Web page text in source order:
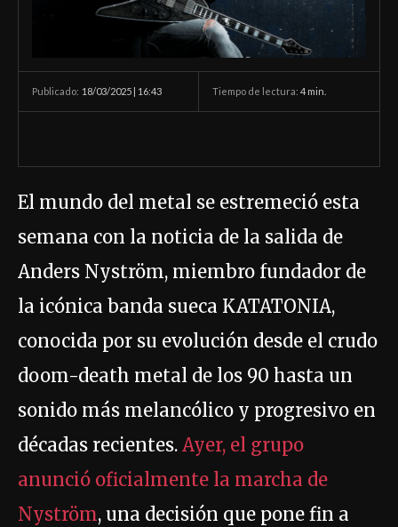
Publicado: 18/03/2025 | 16:43 Tiempo de lectura: 4 min.
El mundo del metal se estremeció esta
semana con la noticia de la salida de
Anders Nyström, miembro fundador de
la icónica banda sueca KATATONIA,
conocida por su evolución desde el crudo
doom-death metal de los 90 hasta un
sonido más melancólico y progresivo en
décadas recientes. Ayer, el grupo
anunció oficialmente la marcha de
Nyström, una decisión que pone fin a